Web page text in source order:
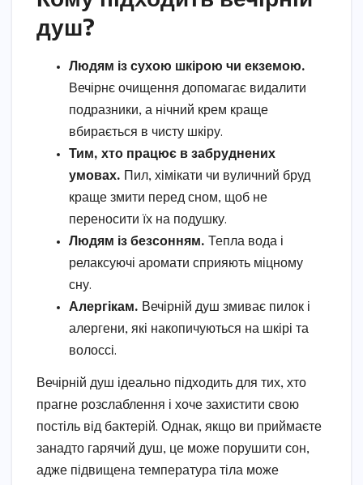
душ?
Людям із сухою шкірою чи екземою.
Вечірнє очищення допомагає видалити
подразники, а нічний крем краще
вбирається в чисту шкіру.
Тим, хто працює в забруднених
умовах. Пил, хімікати чи вуличний бруд
краще змити перед сном, щоб не
переносити їх на подушку.
Людям із безсонням. Тепла вода і
релаксуючі аромати сприяють міцному
сну.
Алергікам. Вечірній душ змиває пилок і
алергени, які накопичуються на шкірі та
волоссі.
Вечірній душ ідеально підходить для тих, хто
прагне розслаблення і хоче захистити свою
постіль від бактерій. Однак, якщо ви приймаєте
занадто гарячий душ, це може порушити сон,
адже підвищена температура тіла може